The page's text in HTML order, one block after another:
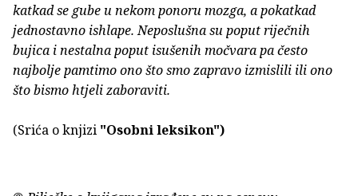
katkad se gube u nekom ponoru mozga, a pokatkad
jednostavno ishlape. Neposlušna su poput riječnih
bujica i nestalna poput isušenih močvara pa često
najbolje pamtimo ono što smo zapravo izmislili ili ono
što bismo htjeli zaboraviti.
(Srića o knjizi "Osobni leksikon")